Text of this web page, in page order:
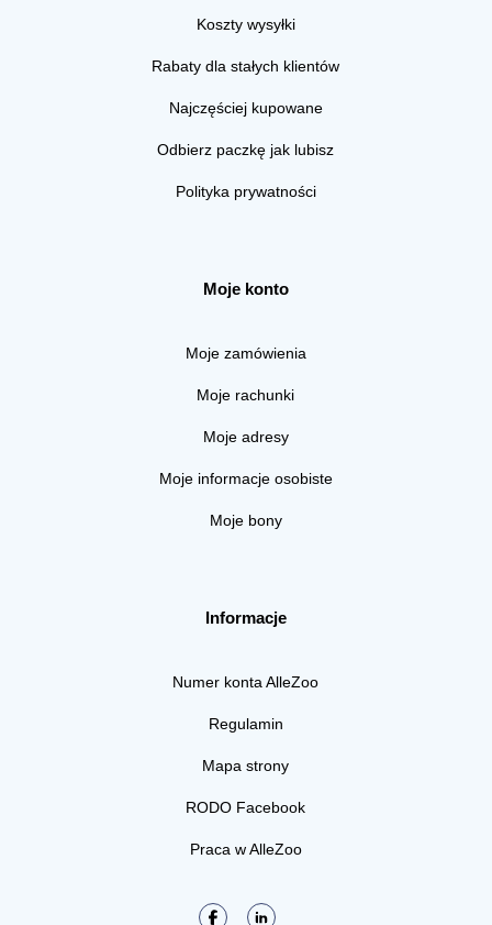
Koszty wysyłki
Rabaty dla stałych klientów
Najczęściej kupowane
Odbierz paczkę jak lubisz
Polityka prywatności
Moje konto
Moje zamówienia
Moje rachunki
Moje adresy
Moje informacje osobiste
Moje bony
Informacje
Numer konta AlleZoo
Regulamin
Mapa strony
RODO Facebook
Praca w AlleZoo